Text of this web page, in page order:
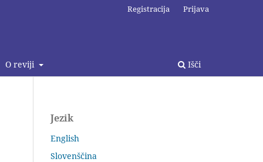
O reviji Išči
Registracija Prijava
Jezik
English
Slovenščina